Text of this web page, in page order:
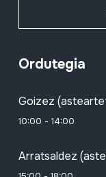
Ordutegia
Goizez
10:00 - 14:00
Arratsaldez